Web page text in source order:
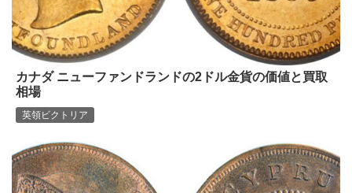
カナダ ニューファンドランドの2ドル金貨の価値と買取
相場
英領ビクトリア